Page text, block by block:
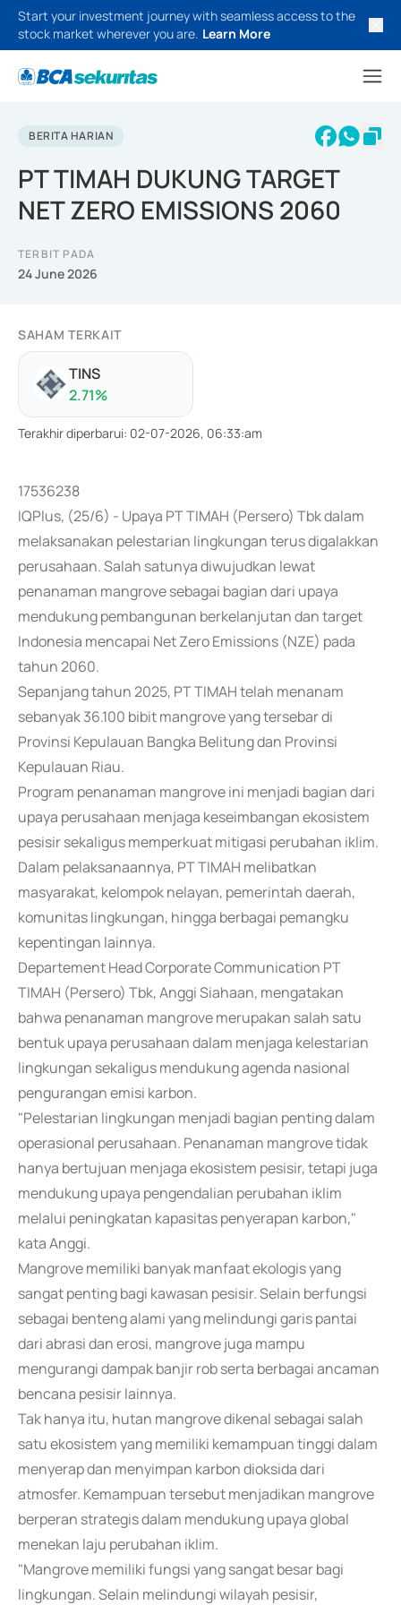
Start your investment journey with seamless access to the
stock market wherever you are. Learn More
BERITA HARIAN
PT TIMAH DUKUNG TARGET
NET ZERO EMISSIONS 2060
TERBIT PADA
24 June 2026
SAHAM TERKAIT
TINS
2.71%
Terakhir diperbarui: 02-07-2026, 06:33:am
17536238
IQPlus, (25/6) - Upaya PT TIMAH (Persero) Tbk dalam
melaksanakan pelestarian lingkungan terus digalakkan
perusahaan. Salah satunya diwujudkan lewat
penanaman mangrove sebagai bagian dari upaya
mendukung pembangunan berkelanjutan dan target
Indonesia mencapai Net Zero Emissions (NZE) pada
tahun 2060.
Sepanjang tahun 2025, PT TIMAH telah menanam
sebanyak 36.100 bibit mangrove yang tersebar di
Provinsi Kepulauan Bangka Belitung dan Provinsi
Kepulauan Riau.
Program penanaman mangrove ini menjadi bagian dari
upaya perusahaan menjaga keseimbangan ekosistem
pesisir sekaligus memperkuat mitigasi perubahan iklim.
Dalam pelaksanaannya, PT TIMAH melibatkan
masyarakat, kelompok nelayan, pemerintah daerah,
komunitas lingkungan, hingga berbagai pemangku
kepentingan lainnya.
Departement Head Corporate Communication PT
TIMAH (Persero) Tbk, Anggi Siahaan, mengatakan
bahwa penanaman mangrove merupakan salah satu
bentuk upaya perusahaan dalam menjaga kelestarian
lingkungan sekaligus mendukung agenda nasional
pengurangan emisi karbon.
"Pelestarian lingkungan menjadi bagian penting dalam
operasional perusahaan. Penanaman mangrove tidak
hanya bertujuan menjaga ekosistem pesisir, tetapi juga
mendukung upaya pengendalian perubahan iklim
melalui peningkatan kapasitas penyerapan karbon,"
kata Anggi.
Mangrove memiliki banyak manfaat ekologis yang
sangat penting bagi kawasan pesisir. Selain berfungsi
sebagai benteng alami yang melindungi garis pantai
dari abrasi dan erosi, mangrove juga mampu
mengurangi dampak banjir rob serta berbagai ancaman
bencana pesisir lainnya.
Tak hanya itu, hutan mangrove dikenal sebagai salah
satu ekosistem yang memiliki kemampuan tinggi dalam
menyerap dan menyimpan karbon dioksida dari
atmosfer. Kemampuan tersebut menjadikan mangrove
berperan strategis dalam mendukung upaya global
menekan laju perubahan iklim.
"Mangrove memiliki fungsi yang sangat besar bagi
lingkungan. Selain melindungi wilayah pesisir,